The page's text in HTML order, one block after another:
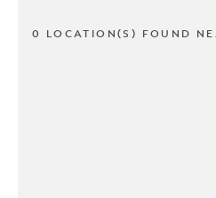
0 LOCATION(S) FOUND